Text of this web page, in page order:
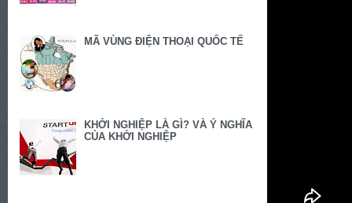
MÃ VÙNG ĐIỆN THOẠI QUỐC TẾ
KHỞI NGHIỆP LÀ GÌ? VÀ Ý NGHĨA
CỦA KHỞI NGHIỆP